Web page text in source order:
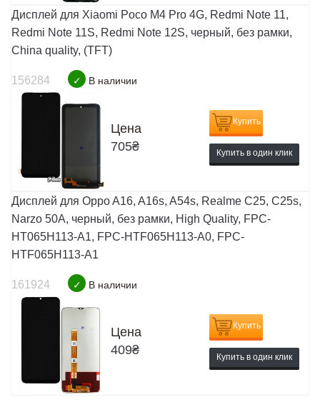
Дисплей для Xiaomi Poco M4 Pro 4G, Redmi Note 11,
Redmi Note 11S, Redmi Note 12S, черный, без рамки,
China quality, (TFT)
156284 ✓ В наличии
Цена
705₴
Купить
Купить в один клик
Дисплей для Oppo A16, A16s, A54s, Realme C25, C25s,
Narzo 50A, черный, без рамки, High Quality, FPC-
HT065H113-A1, FPC-HTF065H113-A0, FPC-
HTF065H113-A1
161924 ✓ В наличии
Цена
409₴
Купить
Купить в один клик